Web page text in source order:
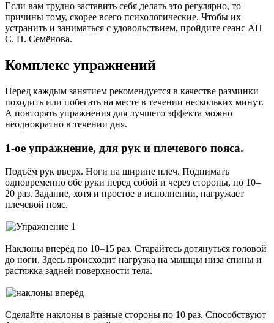
Если вам трудно заставить себя делать это регулярно, то
причины тому, скорее всего психологические. Чтобы их
устранить и заниматься с удовольствием, пройдите сеанс АП
С. П. Семёнова.
Комплекс упражнений
Перед каждым занятием рекомендуется в качестве разминки
походить или побегать на месте в течении нескольких минут.
А повторять упражнения для лучшего эффекта можно
неоднократно в течении дня.
1-ое упражнение, для рук и плечевого пояса.
Подъём рук вверх. Ноги на ширине плеч. Поднимать
одновременно обе руки перед собой и через стороны, по 10–
20 раз. Задание, хотя и простое в исполнении, нагружает
плечевой пояс.
Наклоны вперёд по 10–15 раз. Старайтесь дотянуться головой
до ноги. Здесь происходит нагрузка на мышцы низа спины и
растяжка задней поверхности тела.
Сделайте наклоны в разные стороны по 10 раз. Способствуют